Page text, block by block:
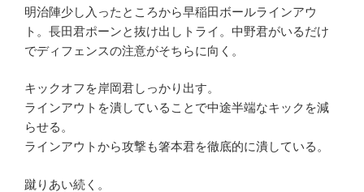
明治陣少し入ったところから早稲田ボールラインアウ
ト。長田君ポーンと抜け出しトライ。中野君がいるだけ
でディフェンスの注意がそちらに向く。
キックオフを岸岡君しっかり出す。
ラインアウトを潰していることで中途半端なキックを減
らせる。
ラインアウトから攻撃も箸本君を徹底的に潰している。
蹴りあい続く。